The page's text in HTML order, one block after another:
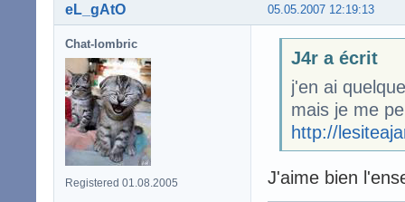
05.05.2007 12:19:13
eL_gAtO
Chat-lombric
Registered 01.08.2005
J4r a écrit
j'en ai
mais je me
http://
J'aime bien